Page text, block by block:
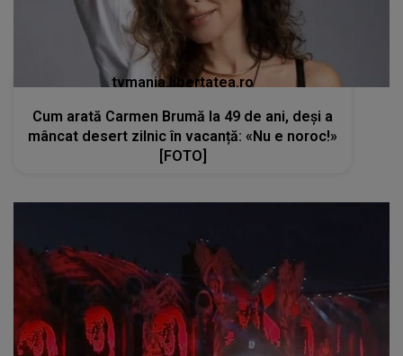
tvmania.libertatea.ro
Cum arată Carmen Brumă la 49 de ani, deși a
mâncat desert zilnic în vacanță: «Nu e noroc!»
[FOTO]